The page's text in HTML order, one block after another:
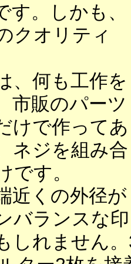
。しかも、
クオリティ
、何も工作を
市販のパーツ
けで作ってあ
ネジを組み合
です。
近くの外径が
バランスな印
しれません